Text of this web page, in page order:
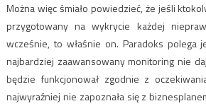
Można więc śmiało powiedzieć, że jeśli
przygotowany na wykrycie każdej
wcześnie, to właśnie on. Paradoks polega
najbardziej zaawansowany monitoring nie
będzie funkcjonował zgodnie z
najwyraźniej nie zapoznała się z